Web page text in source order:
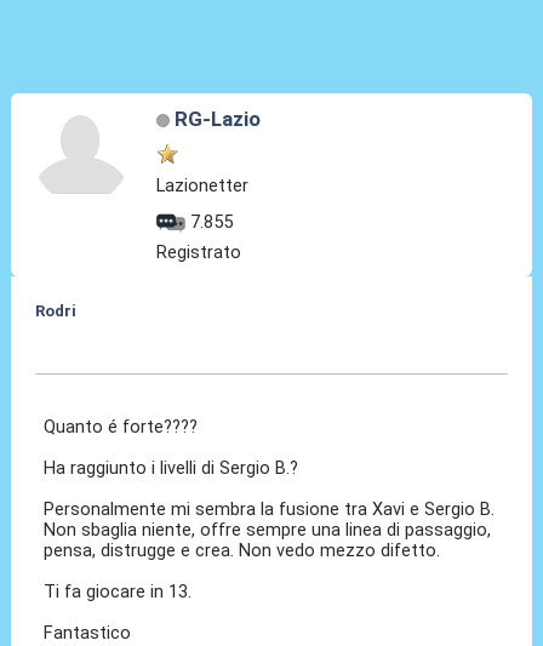
RG-Lazio
Lazionetter
7.855
Registrato
Rodri
Quanto é forte????
Ha raggiunto i livelli di Sergio B.?
Personalmente mi sembra la fusione tra Xavi e Sergio B.
Non sbaglia niente, offre sempre una linea di passaggio,
pensa, distrugge e crea. Non vedo mezzo difetto.
Ti fa giocare in 13.
Fantastico